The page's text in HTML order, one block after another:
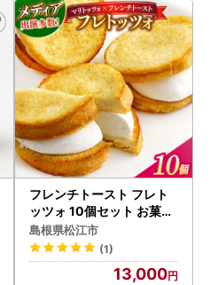
フレンチトースト フレト
ッツォ 10個セット お菓子
スイーツ お取り寄せ 専門
店 冷凍 ふわふわ とろける
ALCE029
島根県松江市
(1)
13,000